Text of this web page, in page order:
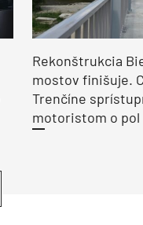
Rekonštrukcia
mostov finišuje.
Trenčíne
motoristom o pol